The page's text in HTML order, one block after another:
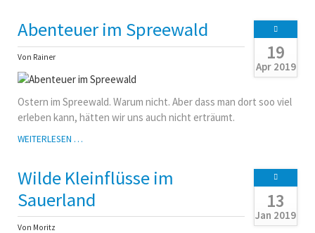
Abenteuer im Spreewald
19
Apr 2019
Von Rainer
Ostern im Spreewald. Warum nicht. Aber dass man dort soo viel
erleben kann, hätten wir uns auch nicht erträumt.
WEITERLESEN …ABENTEUER
Wilde Kleinflüsse im
Sauerland
13
Jan 2019
Von Moritz